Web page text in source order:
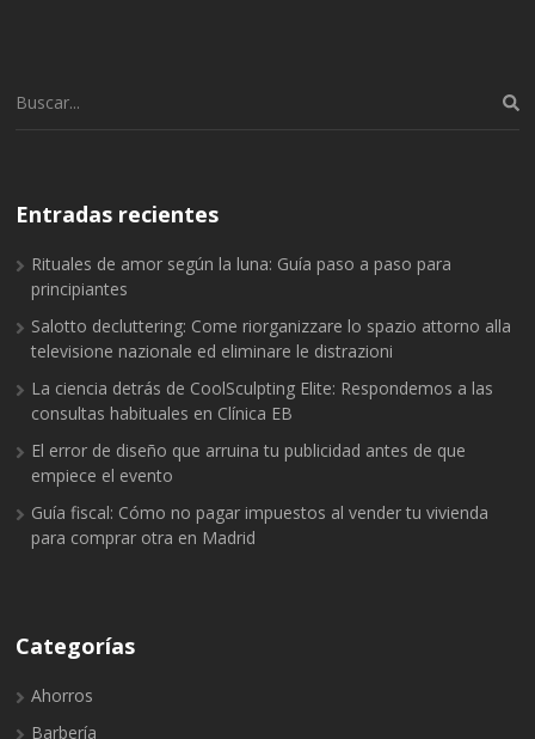
Buscar:
Entradas recientes
Rituales de amor según la luna: Guía paso a paso para
principiantes
Salotto decluttering: Come riorganizzare lo spazio attorno alla
televisione nazionale ed eliminare le distrazioni
La ciencia detrás de CoolSculpting Elite: Respondemos a las
consultas habituales en Clínica EB
El error de diseño que arruina tu publicidad antes de que
empiece el evento
Guía fiscal: Cómo no pagar impuestos al vender tu vivienda
para comprar otra en Madrid
Categorías
Ahorros
Barbería